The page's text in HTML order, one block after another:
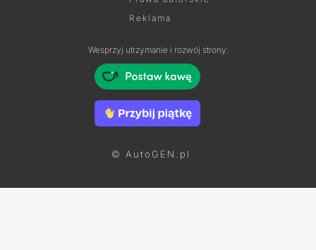
Reklama
Wesprzyj utrzymanie i rozwój strony:
© AutoGEN.pl